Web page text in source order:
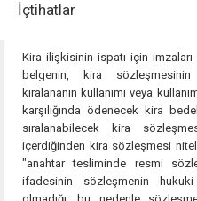
İçtihatlar
Kira ilişkisinin ispatı için
belgenin, kira
kiralananın kullanımı veya
karşılığında ödenecek kira
sıralanabilecek kira
içerdiğinden kira sözleşmesi
"anahtar tesliminde resmi
ifadesinin sözleşmenin